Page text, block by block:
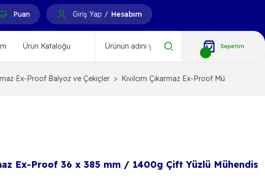
Puan Giriş Yap / Hesabım
Ürün Kataloğu Sepetim
Ex-Proof Balyoz ve Çekiçler Kıvılcım Çıkarmaz Ex-Proof Mühendis
Ex-Proof 36 x 385 mm / 1400g Çift Yüzlü Mühendis